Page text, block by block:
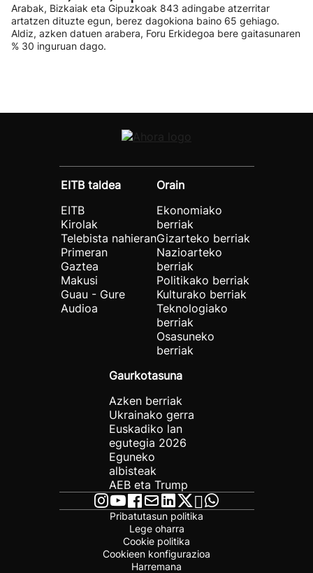
Arabak, Bizkaiak eta Gipuzkoak 843 adingabe atzerritar
artatzen dituzte egun, berez dagokiona baino 65 gehiago.
Aldiz, azken datuen arabera, Foru Erkidegoa bere gaitasunaren
% 30 inguruan dago.
EITB taldea
EITB
Kirolak
Telebista nahieran
Primeran
Gaztea
Makusi
Guau - Gure
Audioa
Orain
Ekonomiako
berriak
Gizarteko berriak
Nazioarteko
berriak
Politikako berriak
Kulturako berriak
Teknologiako
berriak
Osasuneko
berriak
Gaurkotasuna
Azken berriak
Ukrainako gerra
Euskadiko lan
egutegia 2026
Eguneko
albisteak
AEB eta Trump
Pribatutasun politika
Lege oharra
Cookie politika
Cookieen konfigurazioa
Harremana